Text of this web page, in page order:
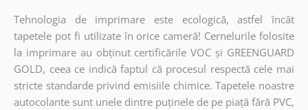
Tehnologia de imprimare este ecologică, astfel încât
tapetele pot fi utilizate în orice cameră! Cernelurile folosite
la imprimare au obținut certificările VOC și GREENGUARD
GOLD, ceea ce indică faptul că procesul respectă cele mai
stricte standarde privind emisiile chimice. Tapetele noastre
autocolante sunt unele dintre puținele de pe piață fără PVC,